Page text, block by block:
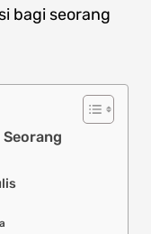
bagi seorang